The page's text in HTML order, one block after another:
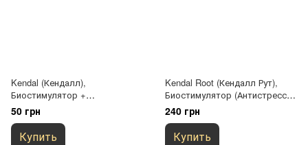
Kendal (Кендалл),
Биостимулятор +
Профилактика болезней, 25 г,
Valagro
50 грн
Купить
Kendal Root (Кендалл Рут),
Биостимулятор (Антистресс
для корня), 100 мл, Valagro
240 грн
Купить